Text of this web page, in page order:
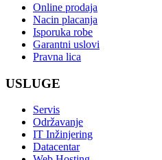
Online prodaja
Nacin placanja
Isporuka robe
Garantni uslovi
Pravna lica
USLUGE
Servis
Održavanje
IT Inžinjering
Datacentar